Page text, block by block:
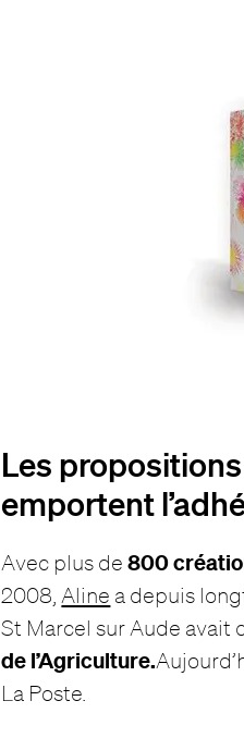
Les
emportent
Avec plus de800
2008, Aline a depuis
St Marcel sur Aude avait
de l’Agriculture.
La Poste.